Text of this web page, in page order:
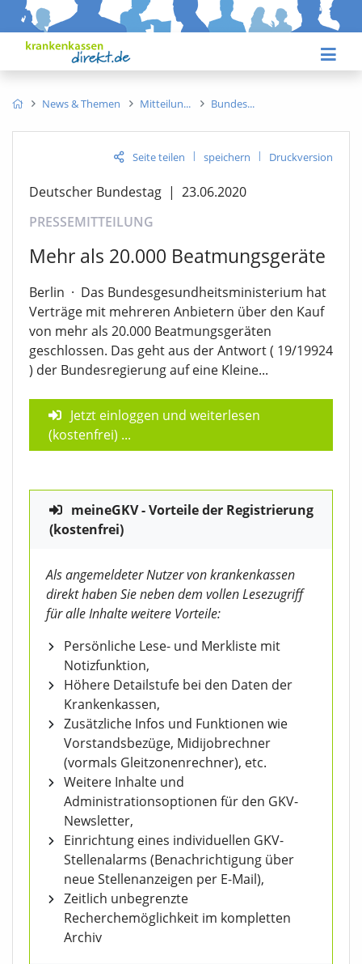
News & Themen Mitteilun Bundes
Seite teilen | speichern | Druckversion
Deutscher Bundestag | 23.06.2020
PRESSEMITTEILUNG
Mehr als 20.000 Beatmungsgeräte
Berlin · Das Bundesgesundheitsministerium hat
Verträge mit mehreren Anbietern über den Kauf
von mehr als 20.000 Beatmungsgeräten
geschlossen. Das geht aus der Antwort ( 19/19924
) der Bundesregierung auf eine Kleine...
Jetzt einloggen und weiterlesen
(kostenfrei) ...
meineGKV - Vorteile der Registrierung
(kostenfrei)
Als angemeldeter Nutzer von krankenkassen
direkt haben Sie neben dem vollen Lesezugriff
für alle Inhalte weitere Vorteile:
Persönliche Lese- und Merkliste mit
Notizfunktion,
Höhere Detailstufe bei den Daten der
Krankenkassen,
Zusätzliche Infos und Funktionen wie
Vorstandsbezüge, Midijobrechner
(vormals Gleitzonenrechner), etc.
Weitere Inhalte und
Administrationsoptionen für den GKV-
Newsletter,
Einrichtung eines individuellen GKV-
Stellenalarms (Benachrichtigung über
neue Stellenanzeigen per E-Mail),
Zeitlich unbegrenzte
Recherchemöglichkeit im kompletten
Archiv